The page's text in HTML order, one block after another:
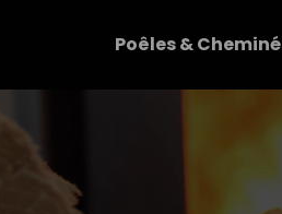
Poêles &